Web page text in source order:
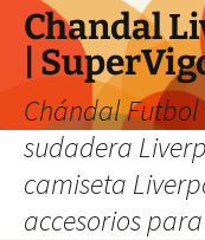
Chandal
|
Chándal
sudadera
camiseta
accesorios